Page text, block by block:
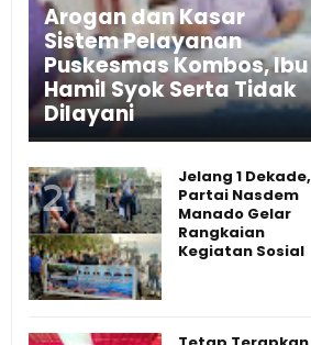
Arogan dan Kasar
Sistem Pelayanan
Puskesmas Kombos, Ibu
Hamil Syok Serta Tidak
Dilayani
Jelang 1 Dekade,
Partai Nasdem
Manado Gelar
Rangkaian
Kegiatan Sosial